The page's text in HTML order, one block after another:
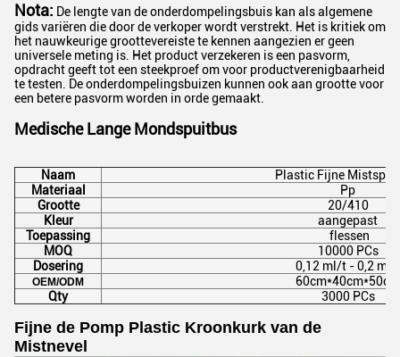
Nota: De lengte van de onderdompelingsbuis kan als algemene
gids variëren die door de verkoper wordt verstrekt. Het is kritiek om
het nauwkeurige groottevereiste te kennen aangezien er geen
universele meting is. Het product verzekeren is een pasvorm,
opdracht geeft tot een steekproef om voor productverenigbaarheid
te testen. De onderdompelingsbuizen kunnen ook aan grootte voor
een betere pasvorm worden in orde gemaakt.
Medische Lange Mondspuitbus
Naam
Plastic Fijne
Materiaal
Pp
Grootte
20/410
Kleur
aangepast
Toepassing
flessen
MOQ
10000 PCs
Dosering
0,12 ml/t - 0,2 ml/t
OEM/ODM
60cm*40cm*50cm
Qty
3000 PCs
Fijne de Pomp Plastic Kroonkurk van de
Mistnevel